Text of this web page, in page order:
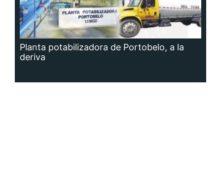
Planta potabilizadora de Portobelo, a la
deriva